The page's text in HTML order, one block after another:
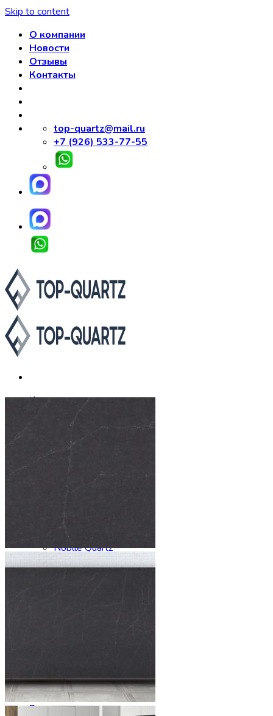
Skip to content
О компании
Новости
Отзывы
Контакты
top-quartz@mail.ru
+7 (926) 533-77-55
Каталог
Asterum
Аварус
Avantquartz
Belenco
Caesarstone
Etna Quartz
Grandex
Noblle Quartz
Radianz
Производство
Сервис
Галерея